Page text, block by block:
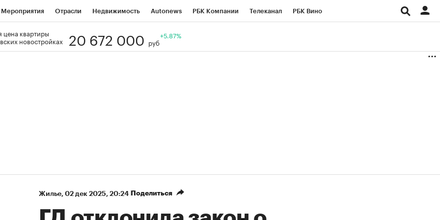
Мероприятия Отрасли Недвижимость Autonews РБК Компании Телеканал РБК Вино
Визионеры
цена квартиры
новостройках
20 672 000 руб
+5.87%
Жилье⁠, 02 дек 2025, 20:24 Поделиться